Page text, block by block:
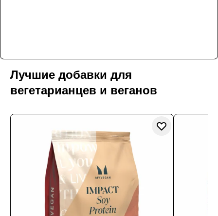
Лучшие добавки для
вегетарианцев и веганов